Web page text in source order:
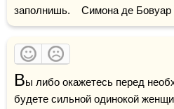
заполнишь.    Симона де Бовуар
Вы либо окажетесь перед
будете сильной одинокой